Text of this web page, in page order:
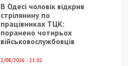
В Одесі чоловік відкрив
стрілянину по
працівниках ТЦК:
поранено чотирьох
військовослужбовців
2/08/2026 - 21:02